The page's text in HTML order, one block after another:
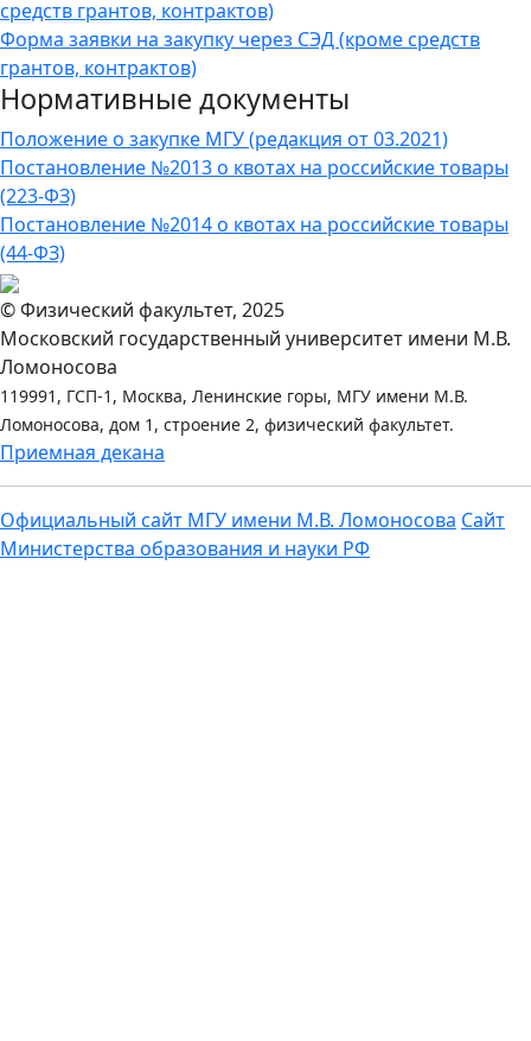
средств грантов, контрактов)
Форма заявки на закупку через СЭД (кроме средств
грантов, контрактов)
Нормативные документы
Положение о закупке МГУ (редакция от 03.2021)
Постановление №2013 о квотах на российские товары
(223-ФЗ)
Постановление №2014 о квотах на российские товары
(44-ФЗ)
© Физический факультет, 2025
Московский государственный университет имени М.В.
Ломоносова
119991, ГСП-1, Москва, Ленинские горы, МГУ имени М.В.
Ломоносова, дом 1, строение 2, физический факультет.
Приемная декана
Официальный сайт МГУ имени М.В. Ломоносова Сайт
Министерства образования и науки РФ